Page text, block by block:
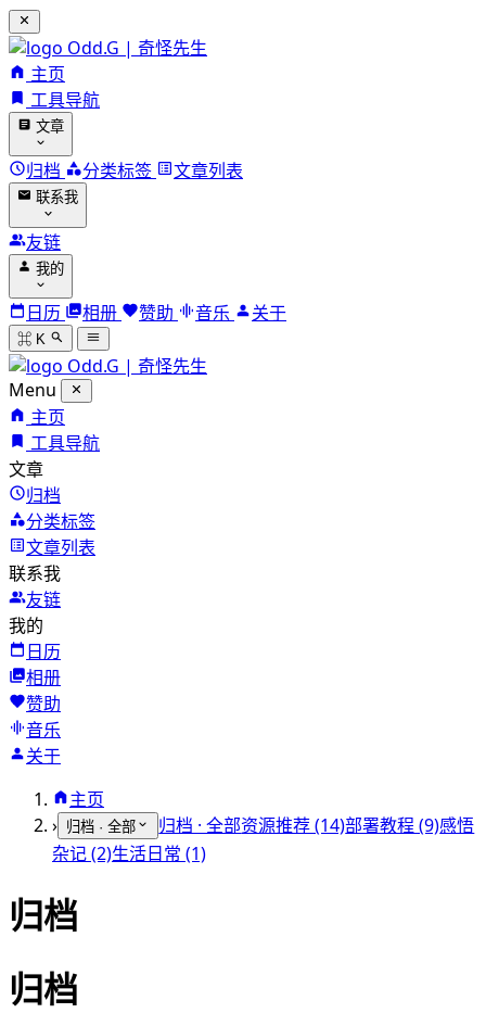
Odd.G | 奇怪先生
主页
工具导航
文章
归档 分类标签 文章列表
联系我
友链
我的
日历 相册 赞助 音乐 关于
⌘ K
Odd.G | 奇怪先生
Menu
主页
工具导航
文章
归档
分类标签
文章列表
联系我
友链
我的
日历
相册
赞助
音乐
关于
主页
› 归档 · 全部 归档 · 全部资源推荐 (14)部署教程 (9)感悟
杂记 (2)生活日常 (1)
归档
归档